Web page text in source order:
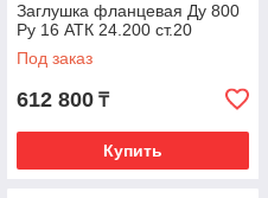
Заглушка фланцевая Ду 800
Ру 16 АТК 24.200 ст.20
Под заказ
612 800 ₸
Купить